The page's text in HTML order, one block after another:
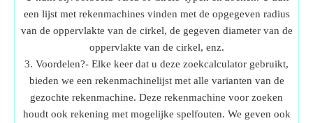
een lijst met rekenmachines vinden met de opgegeven radius
van de oppervlakte van de cirkel, de gegeven diameter van de
oppervlakte van de cirkel, enz.
3. Voordelen?- Elke keer dat u deze zoekcalculator gebruikt,
bieden we een rekenmachinelijst met alle varianten van de
gezochte rekenmachine. Deze rekenmachine voor zoeken
houdt ook rekening met mogelijke spelfouten. We geven ook